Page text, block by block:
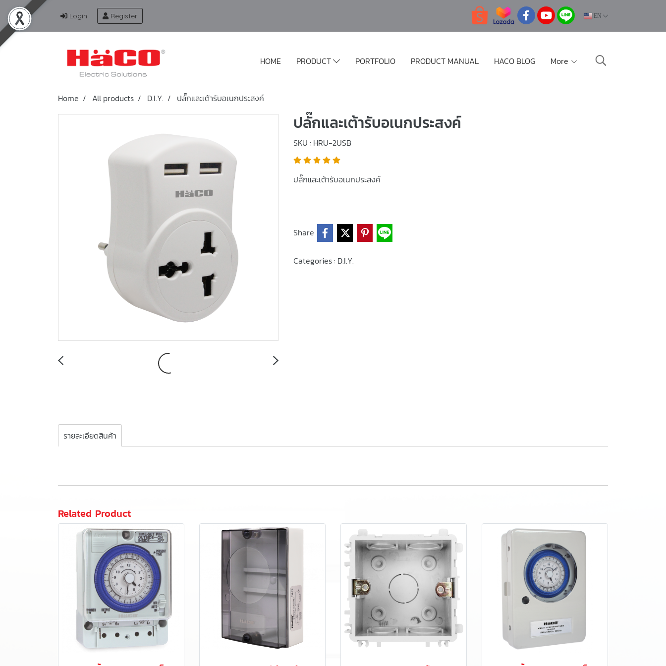
Login Register EN
HOME PRODUCT PORTFOLIO PRODUCT MANUAL HACO BLOG More
Home All products D.I.Y. ปลั๊กและเต้ารับอเนกประสงค์
ปลั๊กและเต้ารับอเนกประสงค์
SKU : HRU-2USB
ปลั๊กและเต้ารับอเนกประสงค์
Share
Categories : D.I.Y.
รายละเอียดสินค้า
Related Product